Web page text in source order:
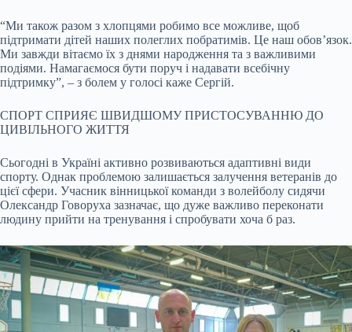
“Ми також разом з хлопцями робимо все можливе, щоб
підтримати дітей наших полеглих побратимів. Це наш обов’язок.
Ми завжди вітаємо їх з днями народження та з важливими
подіями. Намагаємося бути поруч і надавати всебічну
підтримку”, – з болем у голосі каже Сергій.
СПОРТ СПРИЯЄ ШВИДШОМУ ПРИСТОСУВАННЮ ДО
ЦИВІЛЬНОГО ЖИТТЯ
Сьогодні в Україні активно розвиваються адаптивні види
спорту. Однак проблемою залишається залучення ветеранів до
цієї сфери. Учасник вінницької команди з волейболу сидячи
Олександр Говоруха зазначає, що дуже важливо переконати
людину прийти на тренування і спробувати хоча б раз.